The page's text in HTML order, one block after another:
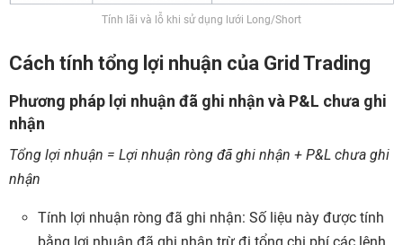
Tính lãi và lỗ khi sử dụng lưới Long/Short
Cách tính tổng lợi nhuận của Grid Trading
Phương pháp lợi nhuận đã ghi nhận và P&L chưa ghi
nhận
Tổng lợi nhuận = Lợi nhuận ròng đã ghi nhận + P&L chưa ghi
nhận
Tính lợi nhuận ròng đã ghi nhận: Số liệu này được tính